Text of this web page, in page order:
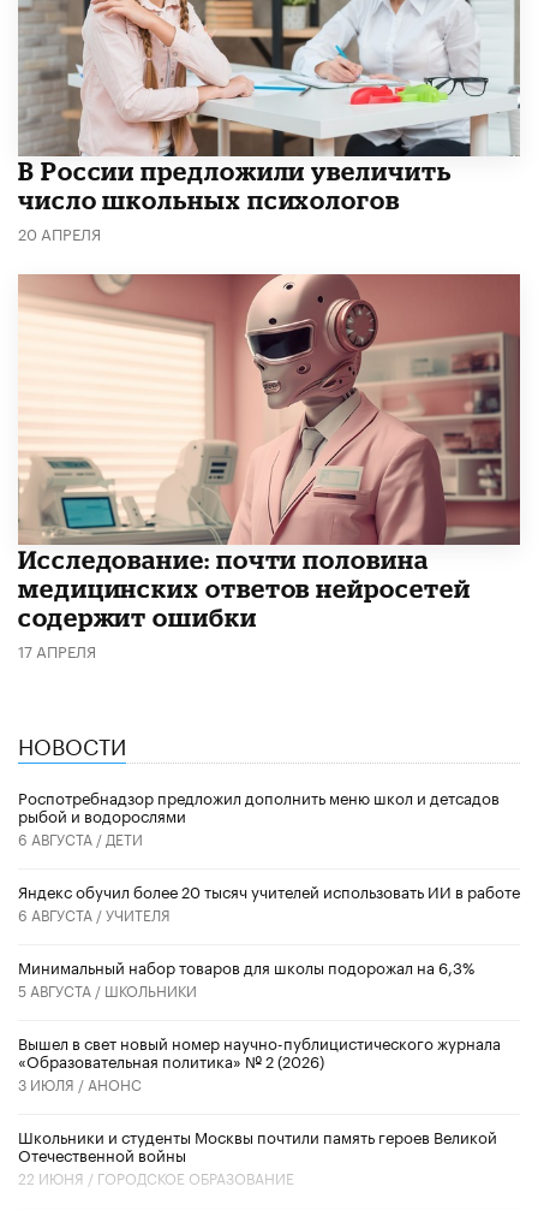
В России предложили увеличить
число школьных психологов
20 АПРЕЛЯ
Исследование: почти половина
медицинских ответов нейросетей
содержит ошибки
17 АПРЕЛЯ
НОВОСТИ
Роспотребнадзор предложил дополнить меню школ и детсадов
рыбой и водорослями
6 АВГУСТА / ДЕТИ
​Яндекс обучил более 20 тысяч учителей использовать ИИ в работе
6 АВГУСТА /УЧИТЕЛЯ
Минимальный набор товаров для школы подорожал на 6,3%
5 АВГУСТА / ШКОЛЬНИКИ
Вышел в свет новый номер научно-публицистического журнала
«Образовательная политика» № 2 (2026)
3 ИЮЛЯ / АНОНС
Школьники и студенты Москвы почтили память героев Великой
Отечественной войны
22 ИЮНЯ / ГОРОДСКОЕ ОБРАЗОВАНИЕ